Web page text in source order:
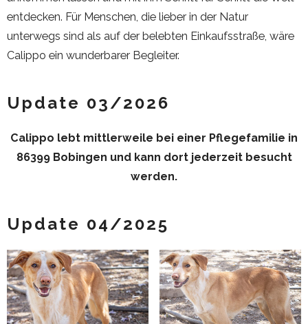
entdecken. Für Menschen, die lieber in der Natur
unterwegs sind als auf der belebten Einkaufsstraße, wäre
Calippo ein wunderbarer Begleiter.
Update 03/2026
Calippo lebt mittlerweile bei einer Pflegefamilie in
86399 Bobingen und kann dort jederzeit besucht
werden.
Update 04/2025